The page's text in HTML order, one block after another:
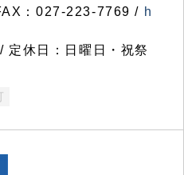
：027-223-7769 / h
休日：日曜日・祝祭